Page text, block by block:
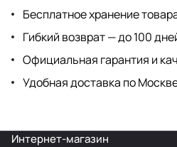
Бесплатное хранение
Гибкий возврат — до 100
Официальная гарантия и
Удобная доставка по
Интернет-магазин